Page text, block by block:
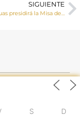
SIGUIENTE
Mons. Yanguas presidirá la Misa del Corpus Christi, el 2 de junio, a las 18 h. en la Catedral y al finalizar la Custodia saldrá en procesión por las calles de Cuenca
S D